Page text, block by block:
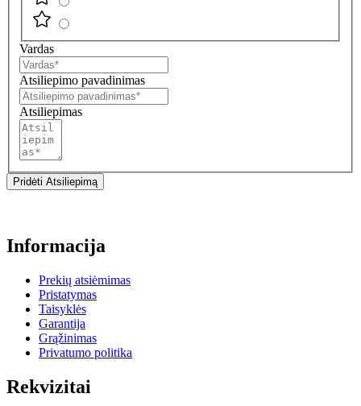
Vardas
Atsiliepimo pavadinimas
Atsiliepimas
Pridėti Atsiliepimą
Informacija
Prekių atsiėmimas
Pristatymas
Taisyklės
Garantija
Grąžinimas
Privatumo politika
Rekvizitai